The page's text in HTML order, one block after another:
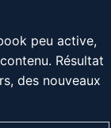
peu active,
Résultat
des nouveaux